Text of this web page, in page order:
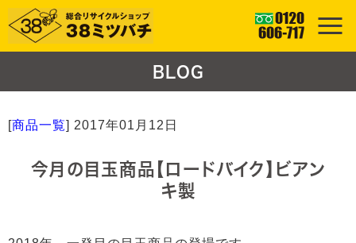
BLOG
[商品一覧] 2017年01月12日
今月の目玉商品【ロードバイク】ビアン
キ製